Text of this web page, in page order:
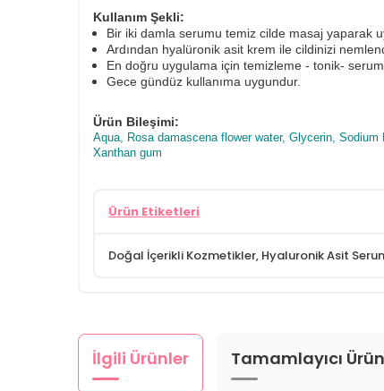
Kullanım Şekli:
Bir iki damla serumu temiz cilde masaj yaparak
Ardından hyalüronik asit krem ile cildinizi
En doğru uygulama için temizleme - tonik- serum-
Gece gündüz kullanıma uygundur.
Ürün Bileşimi:
Aqua, Rosa damascena flower water, Glycerin,
Xanthan gum
Ürün Etiketleri
Doğal İçerikli Kozmetikler, Hyaluronik Asit
İlgili Ürünler Tamamlayıcı